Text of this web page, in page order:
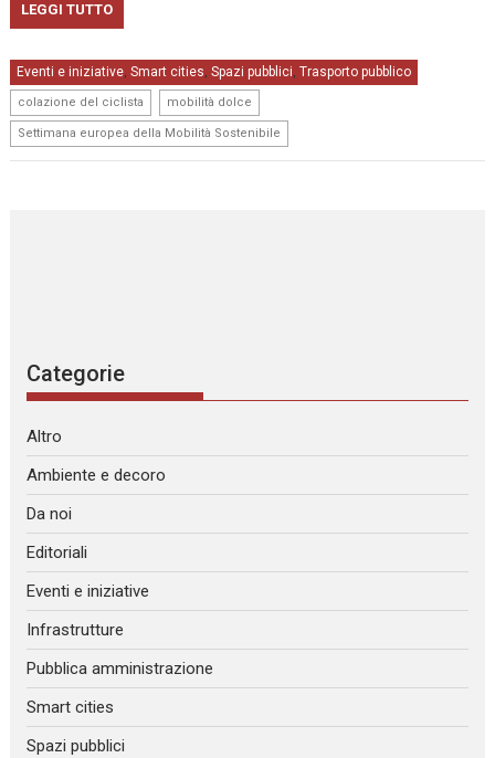
LEGGI TUTTO
Eventi e iniziative,Smart cities,Spazi pubblici, Trasporto pubblico
colazione del ciclista mobilità dolce
Settimana europea della Mobilità Sostenibile
Categorie
Altro
Ambiente e decoro
Da noi
Editoriali
Eventi e iniziative
Infrastrutture
Pubblica amministrazione
Smart cities
Spazi pubblici